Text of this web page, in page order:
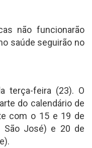
não funcionarão
saúde seguirão no
terça-feira (23). O
do calendário de
com o 15 e 19 de
São José) e 20 de